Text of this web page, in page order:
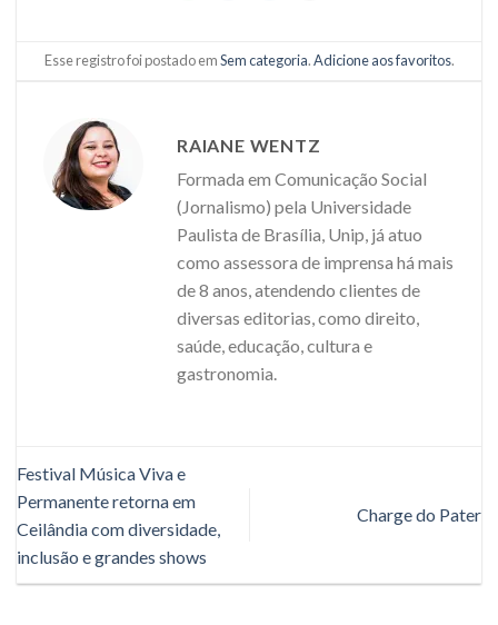
Esse registro foi postado emSem categoria.Adicione aos favoritos.
RAIANE WENTZ
Formada em Comunicação Social
(Jornalismo) pela Universidade
Paulista de Brasília, Unip, já atuo
como assessora de imprensa há mais
de 8 anos, atendendo clientes de
diversas editorias, como direito,
saúde, educação, cultura e
gastronomia.
Festival Música Viva e
Permanente retorna em
Ceilândia com diversidade,
inclusão e grandes shows
Charge do Pater